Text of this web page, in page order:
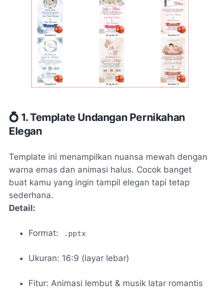
💍 1. Template Undangan Pernikahan
Elegan
Template ini menampilkan nuansa mewah dengan
warna emas dan animasi halus. Cocok banget
buat kamu yang ingin tampil elegan tapi tetap
sederhana.
Detail:
Format: .pptx
Ukuran: 16:9 (layar lebar)
Fitur: Animasi lembut & musik latar romantis